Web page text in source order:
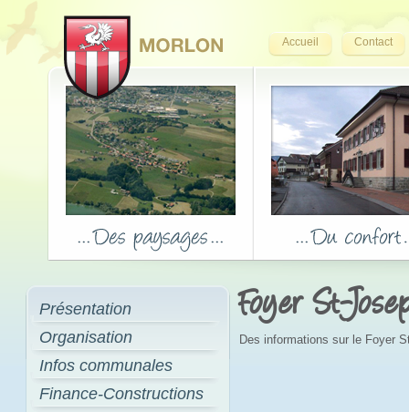
Accueil Contact
Présentation
Organisation
Infos communales
Finance-Constructions
Foyer St-
Des informations sur le Foyer